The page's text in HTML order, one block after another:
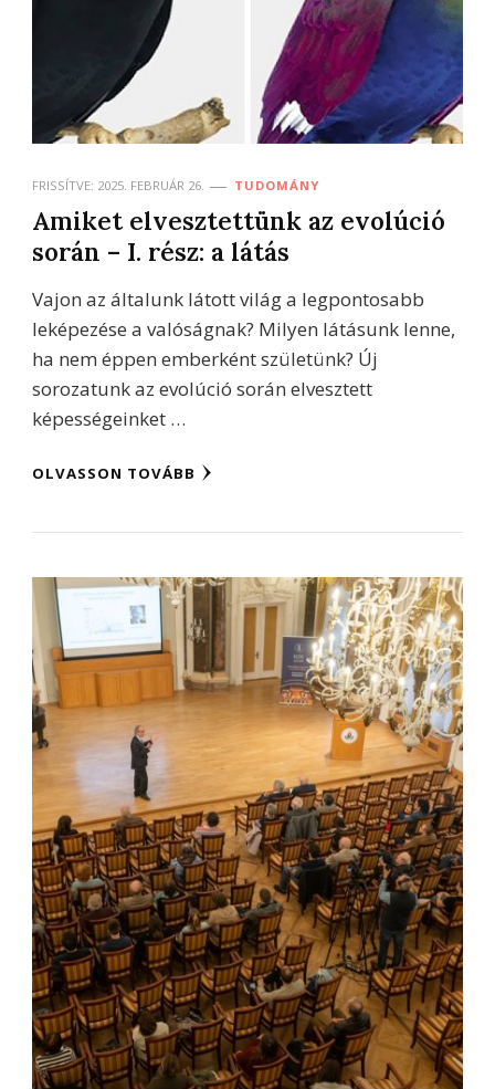
FRISSÍTVE: 2025. FEBRUÁR 26. TUDOMÁNY
Amiket elvesztettünk az evolúció
során – I. rész: a látás
Vajon az általunk látott világ a legpontosabb
leképezése a valóságnak? Milyen látásunk lenne,
ha nem éppen emberként születünk? Új
sorozatunk az evolúció során elvesztett
képességeinket …
OLVASSON TOVÁBB